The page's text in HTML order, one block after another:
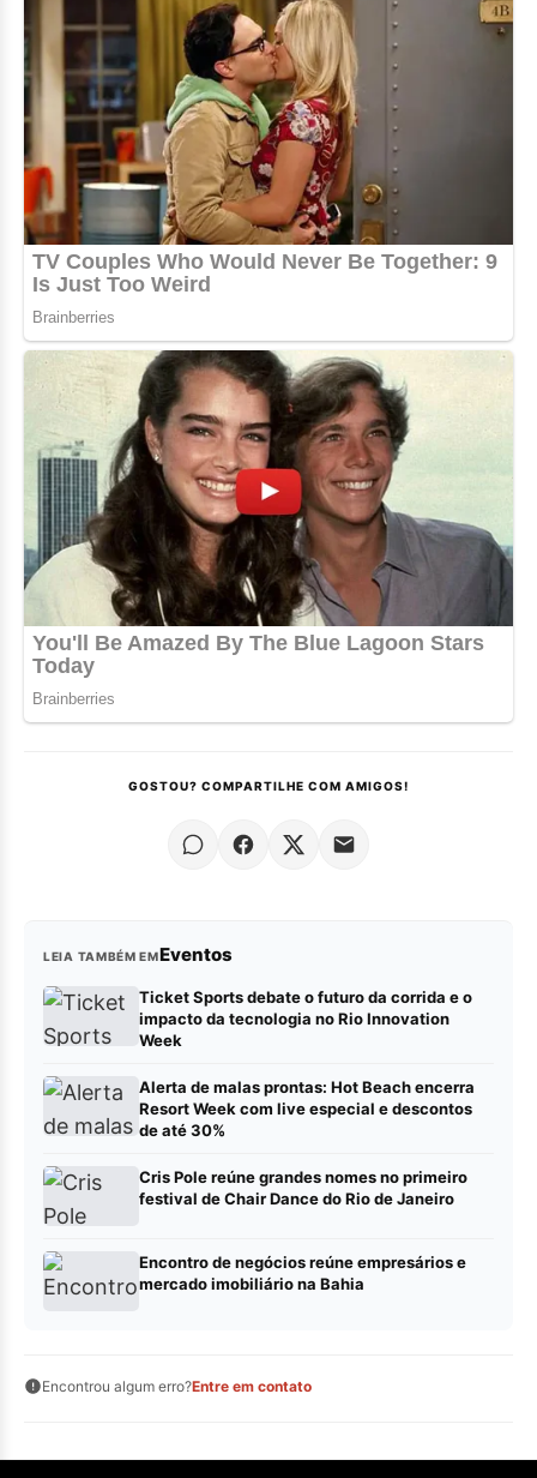
GOSTOU? COMPARTILHE COM AMIGOS!
LEIA TAMBÉM EMEventos
Ticket Sports debate o futuro da corrida e o
impacto da tecnologia no Rio Innovation
Week
Alerta de malas prontas: Hot Beach encerra
Resort Week com live especial e descontos
de até 30%
Cris Pole reúne grandes nomes no primeiro
festival de Chair Dance do Rio de Janeiro
Encontro de negócios reúne empresários e
mercado imobiliário na Bahia
Encontrou algum erro?Entre em contato